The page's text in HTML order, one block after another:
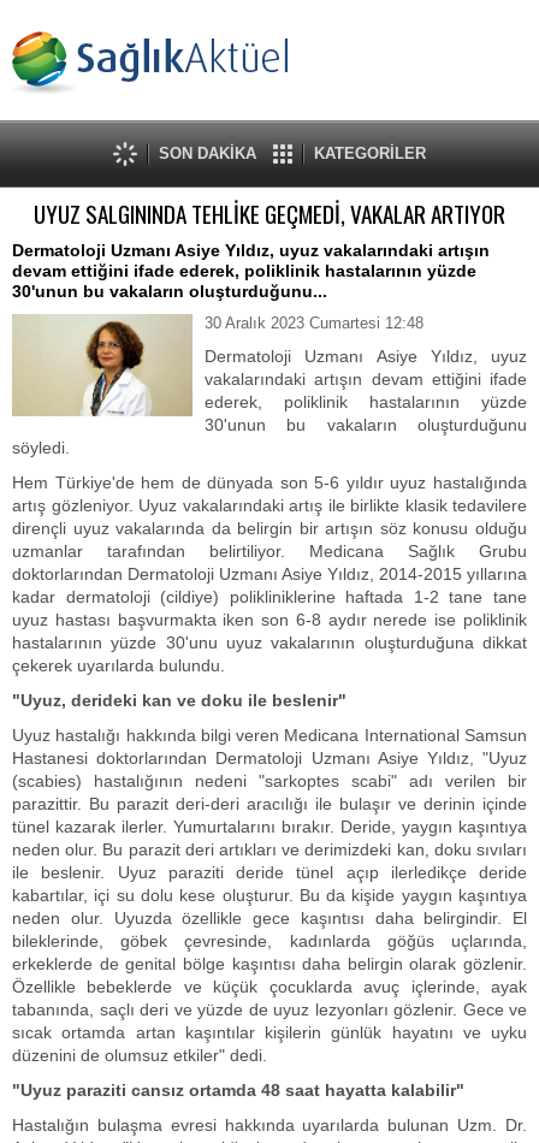
SON DAKİKA KATEGORİLER
UYUZ SALGININDA TEHLİKE GEÇMEDİ, VAKALAR ARTIYOR
Dermatoloji Uzmanı Asiye Yıldız, uyuz vakalarındaki artışın
devam ettiğini ifade ederek, poliklinik hastalarının yüzde
30'unun bu vakaların oluşturduğunu...
30 Aralık 2023 Cumartesi 12:48
Dermatoloji Uzmanı Asiye Yıldız, uyuz
vakalarındaki artışın devam ettiğini ifade
ederek, poliklinik hastalarının yüzde
30'unun bu vakaların oluşturduğunu
söyledi.
Hem Türkiye'de hem de dünyada son 5-6 yıldır uyuz hastalığında
artış gözleniyor. Uyuz vakalarındaki artış ile birlikte klasik tedavilere
dirençli uyuz vakalarında da belirgin bir artışın söz konusu olduğu
uzmanlar tarafından belirtiliyor. Medicana Sağlık Grubu
doktorlarından Dermatoloji Uzmanı Asiye Yıldız, 2014-2015 yıllarına
kadar dermatoloji (cildiye) polikliniklerine haftada 1-2 tane tane
uyuz hastası başvurmakta iken son 6-8 aydır nerede ise poliklinik
hastalarının yüzde 30'unu uyuz vakalarının oluşturduğuna dikkat
çekerek uyarılarda bulundu.
"Uyuz, derideki kan ve doku ile beslenir"
Uyuz hastalığı hakkında bilgi veren Medicana International Samsun
Hastanesi doktorlarından Dermatoloji Uzmanı Asiye Yıldız, "Uyuz
(scabies) hastalığının nedeni "sarkoptes scabi" adı verilen bir
parazittir. Bu parazit deri-deri aracılığı ile bulaşır ve derinin içinde
tünel kazarak ilerler. Yumurtalarını bırakır. Deride, yaygın kaşıntıya
neden olur. Bu parazit deri artıkları ve derimizdeki kan, doku sıvıları
ile beslenir. Uyuz paraziti deride tünel açıp ilerledikçe deride
kabartılar, içi su dolu kese oluşturur. Bu da kişide yaygın kaşıntıya
neden olur. Uyuzda özellikle gece kaşıntısı daha belirgindir. El
bileklerinde, göbek çevresinde, kadınlarda göğüs uçlarında,
erkeklerde de genital bölge kaşıntısı daha belirgin olarak gözlenir.
Özellikle bebeklerde ve küçük çocuklarda avuç içlerinde, ayak
tabanında, saçlı deri ve yüzde de uyuz lezyonları gözlenir. Gece ve
sıcak ortamda artan kaşıntılar kişilerin günlük hayatını ve uyku
düzenini de olumsuz etkiler" dedi.
"Uyuz paraziti cansız ortamda 48 saat hayatta kalabilir"
Hastalığın bulaşma evresi hakkında uyarılarda bulunan Uzm. Dr.